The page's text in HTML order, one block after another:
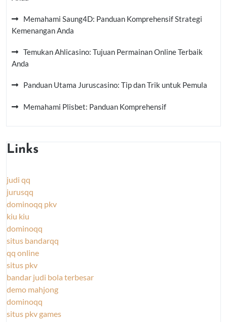
Memahami Saung4D: Panduan Komprehensif Strategi
Kemenangan Anda
Temukan Ahlicasino: Tujuan Permainan Online Terbaik
Anda
Panduan Utama Juruscasino: Tip dan Trik untuk Pemula
Memahami Plisbet: Panduan Komprehensif
Links
judi qq
jurusqq
dominoqq pkv
kiu kiu
dominoqq
situs bandarqq
qq online
situs pkv
bandar judi bola terbesar
demo mahjong
dominoqq
situs pkv games